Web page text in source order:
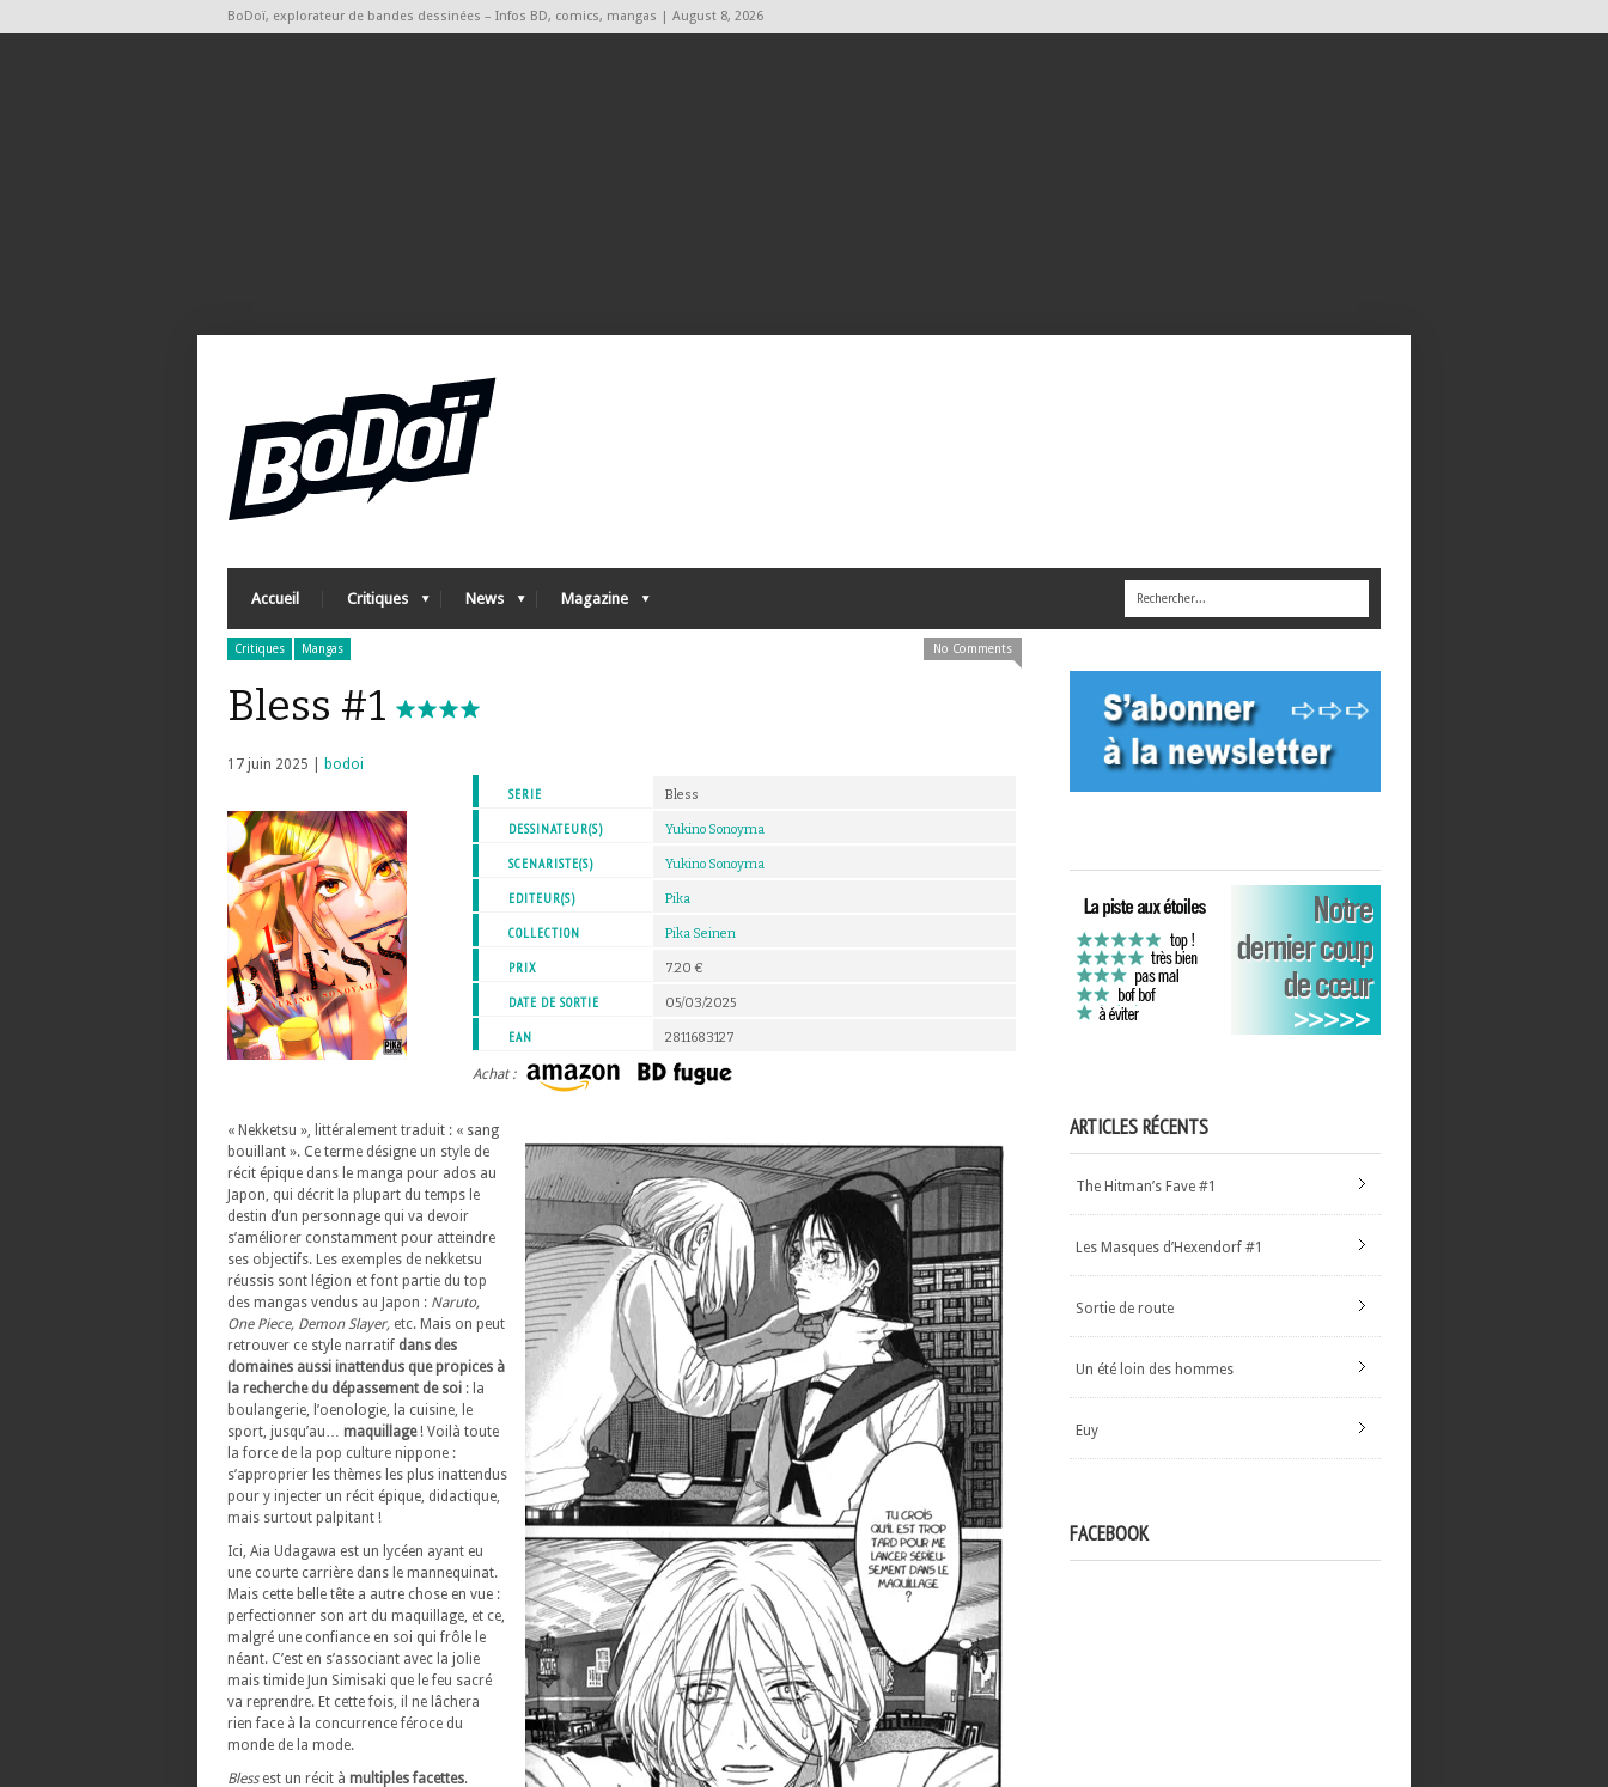
BoDoï, explorateur de bandes dessinées – Infos BD, comics, mangas | August 8, 2026
Accueil Critiques News Magazine
Critiques Mangas No Comments
Bless #1
17 juin 2025 | bodoi
SERIE
Bless
DESSINATEUR(S) Yukino Sonoyma
SCENARISTE(S) Yukino Sonoyma
EDITEUR(S) Pika
COLLECTION Pika Seinen
PRIX 7.20 €
DATE DE SORTIE 05/03/2025
EAN 2811683127
Achat :
« Nekketsu », littéralement traduit : « sang
bouillant ». Ce terme désigne un style de
récit épique dans le manga pour ados au
Japon, qui décrit la plupart du temps le
destin d’un personnage qui va devoir
s’améliorer constamment pour atteindre
ses objectifs. Les exemples de nekketsu
réussis sont légion et font partie du top
des mangas vendus au Japon : Naruto,
One Piece, Demon Slayer, etc. Mais on peut
retrouver ce style narratif dans des
domaines aussi inattendus que propices à
la recherche du dépassement de soi : la
boulangerie, l’oenologie, la cuisine, le
sport, jusqu’au… maquillage! Voilà toute
la force de la pop culture nippone :
s’approprier les thèmes les plus inattendus
pour y injecter un récit épique, didactique,
mais surtout palpitant !
Ici, Aia Udagawa est un lycéen ayant eu
une courte carrière dans le mannequinat.
Mais cette belle tête a autre chose en vue :
perfectionner son art du maquillage, et ce,
malgré une confiance en soi qui frôle le
néant. C’est en s’associant avec la jolie
mais timide Jun Simisaki que le feu sacré
va reprendre. Et cette fois, il ne lâchera
rien face à la concurrence féroce du
monde de la mode.
Blessest un récit à multiples facettes.
ARTICLES RÉCENTS
The Hitman’s Fave #1
Les Masques d’Hexendorf #1
Sortie de route
Un été loin des hommes
Euy
FACEBOOK